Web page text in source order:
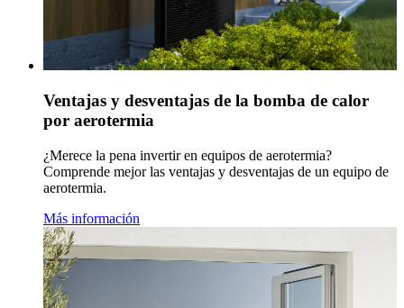
Ventajas y desventajas de la bomba de calor
por aerotermia
¿Merece la pena invertir en equipos de aerotermia?
Comprende mejor las ventajas y desventajas de un equipo de
aerotermia.
Más información